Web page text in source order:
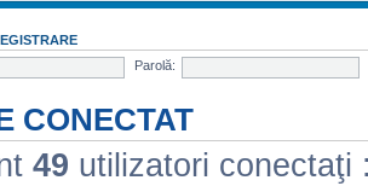
Parolă:
CONECTAT
49 utilizatori conectaţi